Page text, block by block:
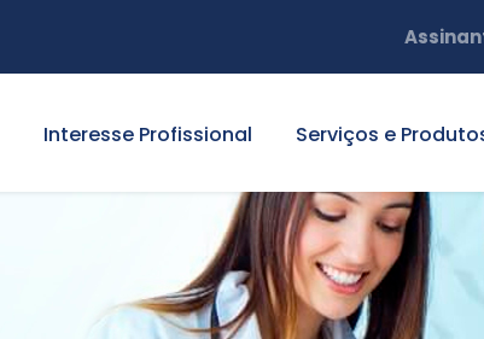
Interesse Profissional Serviços e